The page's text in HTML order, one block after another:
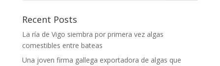
Recent Posts
La ría de Vigo siembra por primera vez algas
comestibles entre bateas
Una joven firma gallega exportadora de algas que